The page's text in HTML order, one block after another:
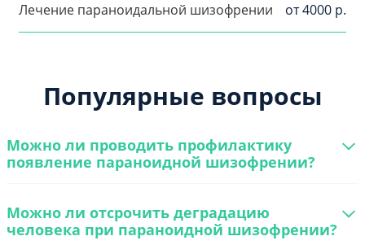
Лечение параноидальной шизофрении от 4000 р.
Популярные вопросы
Можно ли проводить профилактику
появление параноидной шизофрении?
Можно ли отсрочить деградацию
человека при параноидной шизофрении?